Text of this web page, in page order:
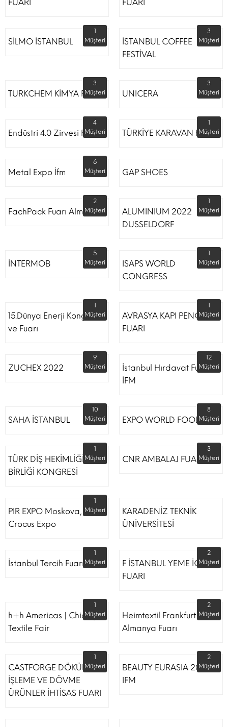
FUARI FUARI
SİLMO İSTANBUL
1
Müşteri
İSTANBUL COFFEE
FESTİVAL
3
Müşteri
TURKCHEM KİMYA FUARI
3
Müşteri
UNICERA
3
Müşteri
Endüstri 4.0 Zirvesi Fuarı
4
Müşteri
TÜRKİYE KARAVAN FUARI
1
Müşteri
Metal Expo İfm
6
Müşteri
GAP SHOES
FachPack Fuarı Almanya
2
Müşteri
ALUMINIUM 2022
DUSSELDORF
1
Müşteri
İNTERMOB
5
Müşteri
ISAPS WORLD
CONGRESS
1
Müşteri
15.Dünya Enerji Kongresi
ve Fuarı
1
Müşteri
AVRASYA KAPI PENCERE
FUARI
1
Müşteri
ZUCHEX 2022
9
Müşteri
İstanbul Hırdavat Fuarı
İFM
12
Müşteri
SAHA İSTANBUL
10
Müşteri
EXPO WORLD FOOD
8
Müşteri
TÜRK DİŞ HEKİMLİĞİ
BİRLİĞİ KONGRESİ
1
Müşteri
CNR AMBALAJ FUARI
3
Müşteri
PIR EXPO Moskova,
Crocus Expo
1
Müşteri
KARADENİZ TEKNİK
ÜNİVERSİTESİ
İstanbul Tercih Fuarı
1
Müşteri
F İSTANBUL YEME İÇME
FUARI
2
Müşteri
h+h Americas | Chicago
Textile Fair
1
Müşteri
Heimtextil Frankfurt
Almanya Fuarı
2
Müşteri
CASTFORGE DÖKÜM,
İŞLEME VE DÖVME
ÜRÜNLER İHTİSAS FUARI
1
Müşteri
BEAUTY EURASIA 2022
IFM
2
Müşteri